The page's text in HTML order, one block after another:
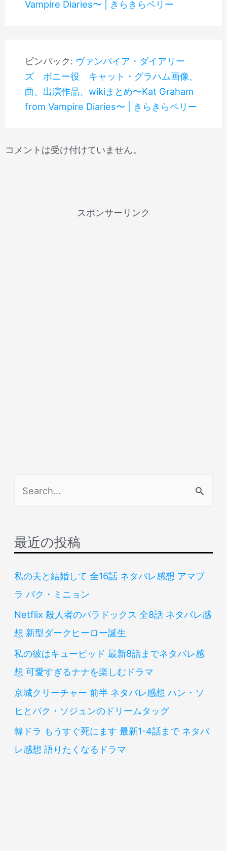
Vampire Diaries〜 | きらきらペリー
ピンバック: ヴァンパイア・ダイアリー
ズ ボニー役 キャット・グラハム画像、
曲、出演作品、wikiまとめ〜Kat Graham
from Vampire Diaries〜 | きらきらペリー
コメントは受け付けていません。
スポンサーリンク
象
:
最近の投稿
私の夫と結婚して 全16話 ネタバレ感想 アマプ
ラ パク・ミニョン
Netflix 殺人者のパラドックス 全8話 ネタバレ感
想 新型ダークヒーロー誕生
私の彼はキューピッド 最新8話までネタバレ感
想 可愛すぎるナナを楽しむドラマ
京城クリーチャー 前半 ネタバレ感想 ハン・ソ
ヒとパク・ソジュンのドリームタッグ
韓ドラ もうすぐ死にます 最新1-4話まで ネタバ
レ感想 語りたくなるドラマ